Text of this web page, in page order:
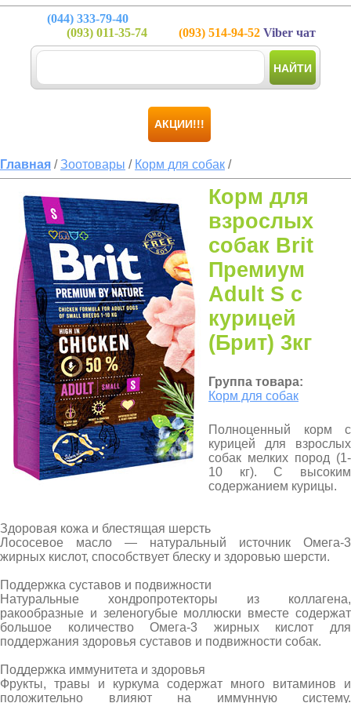
(044) 333-79-40
(093) 011-35-74 (093) 514-94-52 Viber чат
НАЙТИ
АКЦИИ!!!
Главная /Зоотовары / Корм для собак /
Корм для
взрослых
собак Brit
Премиум
Adult S с
курицей
(Брит) 3кг
Группа товара:
Корм для собак
Полноценный корм с
курицей для взрослых
собак мелких пород (1-
10 кг). С высоким
содержанием курицы.
Здоровая кожа и блестящая шерсть
Лососевое масло — натуральный источник Омега-3
жирных кислот, способствует блеску и здоровью шерсти.
Поддержка суставов и подвижности
Натуральные хондропротекторы из коллагена,
ракообразные и зеленогубые моллюски вместе содержат
большое количество Омега-3 жирных кислот для
поддержания здоровья суставов и подвижности собак.
Поддержка иммунитета и здоровья
Фрукты, травы и куркума содержат много витаминов и
положительно влияют на иммунную систему.